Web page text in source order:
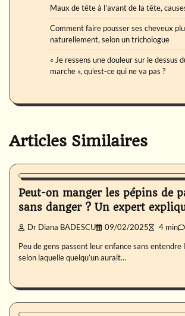
Maux de tête à l’avant de la tête,
Comment faire pousser ses cheveux
naturellement, selon un trichologue
« Je ressens une douleur sur le dessus
marche », qu’est-ce qui ne va pas ?
Articles Similaires
Nutrition
Peut-on manger les pépins de
sans danger ? Un expert
Dr Diana BADESCU 09/02/2025 4 min
Peu de gens passent leur enfance sans entendre
selon laquelle quelqu’un aurait…
Nutrition